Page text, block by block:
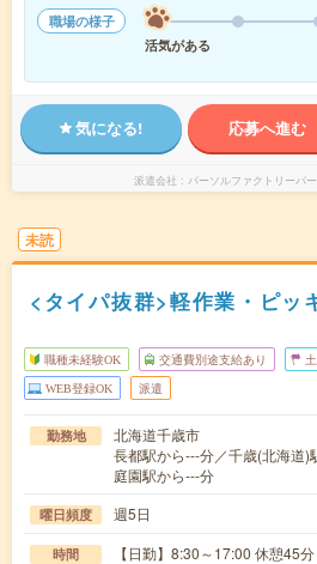
職場の様子
活気がある
気になる! 応募へ進む
派遣会社 パーソルファクトリーパ
未読
<タイパ抜群>軽作業・ピッ
職種未経験OK 交通費別途支給あり
WEB登録OK 派遣
勤務地
北海道千歳市
長都駅から---分／千歳(北海道
庭園駅から---分
曜日頻度 週5日
時間 【日勤】8:30～17:00 休憩45